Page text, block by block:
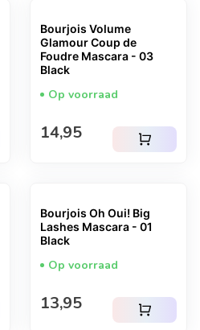
Bourjois Volume
Glamour Coup de
Foudre Mascara - 03
Black
Op voorraad
Normale prijs
14,95 shopping_cart
Bourjois Oh Oui! Big
Lashes Mascara - 01
Black
Op voorraad
Normale prijs
13,95 shopping_cart